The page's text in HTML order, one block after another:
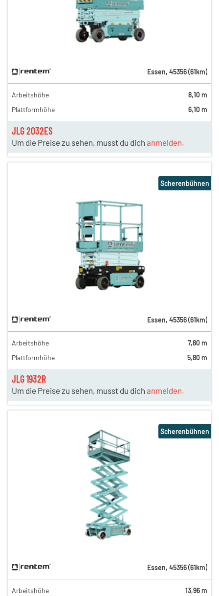
JLG 2032ES
Um die Preise zu sehen, musst du dich anmelden.
Essen, 45356(61km)
Arbeitshöhe
8,10 m
Plattformhöhe
6,10 m
JLG 1932R
Um die Preise zu sehen, musst du dich anmelden.
Scherenbühnen
Essen, 45356(61km)
Arbeitshöhe
7,80 m
Plattformhöhe
5,80 m
Scherenbühnen
Essen, 45356(61km)
Arbeitshöhe
13,96 m